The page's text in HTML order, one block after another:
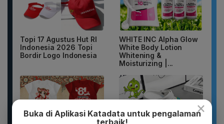
Topi 17 Agustus Hut RI
Indonesia 2026 Topi
Bordir Logo Indonesia
WHITE INC Alpha Glow
White Body Lotion
Whitening &
Moisturizing |...
×
Buka di Aplikasi Katadata untuk pengalaman
terbaik!